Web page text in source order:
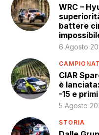
WRC –
battere
6 Agosto
CIAR
è
-15 e
5 Agosto
STORIA